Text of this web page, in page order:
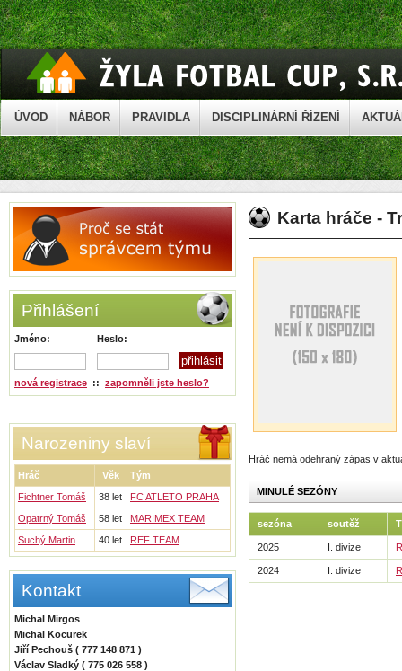
ÚVOD NÁBOR PRAVIDLA DISCIPLINÁRNÍ ŘÍZENÍ
Přihlášení
Jméno: Heslo:
nová registrace :: zapomněli jste heslo?
Narozeniny slaví
Hráč Věk
Tým
Fichtner Tomáš
38 let
FC ATLETO PRAHA
Opatrný Tomáš
58 let
MARIMEX TEAM
Suchý Martin
40 let REF TEAM
Kontakt
Michal Mirgos
Michal Kocurek
Jiří Pechouš ( 777 148 871 )
Václav Sladký ( 775 026 558 )
Karta hráče -
Hráč nemá odehraný zápas v
MINULÉ SEZÓNY
sezóna soutěž
2025 I. divize
2024 I. divize